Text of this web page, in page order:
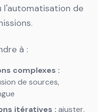
l'automatisation de
à :
complexes :
de sources,
itératives : ajuster,